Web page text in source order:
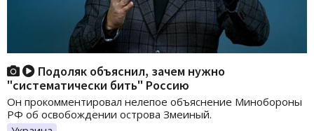
Подоляк объяснил, зачем нужно
"систематически бить" Россию
Он прокомментировал нелепое объяснение Минобороны
РФ об освобождении острова Змеиный.